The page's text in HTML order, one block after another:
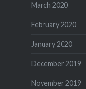
March 2020
February 2020
January 2020
December 2019
November 2019